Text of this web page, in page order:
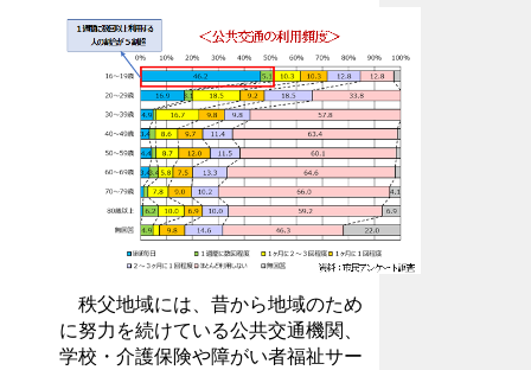
秩父地域には、昔から地域のため
に努力を続けている公共交通機関、
学校・介護保険や障がい者福祉サー